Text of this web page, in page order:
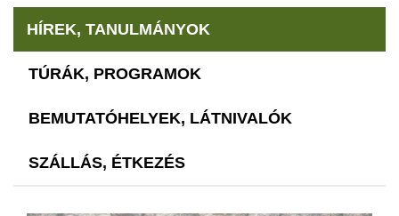
HÍREK, TANULMÁNYOK
TÚRÁK, PROGRAMOK
BEMUTATÓHELYEK, LÁTNIVALÓK
SZÁLLÁS, ÉTKEZÉS